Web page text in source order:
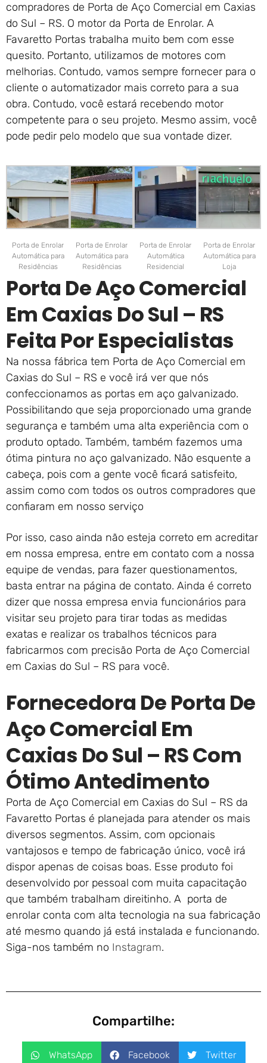
compradores de Porta de Aço Comercial em Caxias
do Sul – RS. O motor da Porta de Enrolar. A
Favaretto Portas trabalha muito bem com esse
quesito. Portanto, utilizamos de motores com
melhorias. Contudo, vamos sempre fornecer para o
cliente o automatizador mais correto para a sua
obra. Contudo, você estará recebendo motor
competente para o seu projeto. Mesmo assim, você
pode pedir pelo modelo que sua vontade dizer.
Porta de Enrolar
Automática para
Residências
Porta de Enrolar
Automática para
Residências
Porta de Enrolar
Automática
Residencial
Porta de Enrolar
Automática para
Loja
Porta De Aço Comercial
Em Caxias Do Sul – RS
Feita Por Especialistas
Na nossa fábrica tem Porta de Aço Comercial em
Caxias do Sul – RS e você irá ver que nós
confeccionamos as portas em aço galvanizado.
Possibilitando que seja proporcionado uma grande
segurança e também uma alta experiência com o
produto optado. Também, também fazemos uma
ótima pintura no aço galvanizado. Não esquente a
cabeça, pois com a gente você ficará satisfeito,
assim como com todos os outros compradores que
confiaram em nosso serviço
Por isso, caso ainda não esteja correto em acreditar
em nossa empresa, entre em contato com a nossa
equipe de vendas, para fazer questionamentos,
basta entrar na página de contato. Ainda é correto
dizer que nossa empresa envia funcionários para
visitar seu projeto para tirar todas as medidas
exatas e realizar os trabalhos técnicos para
fabricarmos com precisão Porta de Aço Comercial
em Caxias do Sul – RS para você.
Fornecedora De Porta De
Aço Comercial Em
Caxias Do Sul – RS Com
Ótimo Antedimento
Porta de Aço Comercial em Caxias do Sul – RS da
Favaretto Portas é planejada para atender os mais
diversos segmentos. Assim, com opcionais
vantajosos e tempo de fabricação único, você irá
dispor apenas de coisas boas. Esse produto foi
desenvolvido por pessoal com muita capacitação
que também trabalham direitinho. A porta de
enrolar conta com alta tecnologia na sua fabricação
até mesmo quando já está instalada e funcionando.
Siga-nos também no Instagram.
Compartilhe:
WhatsApp Facebook Twitter